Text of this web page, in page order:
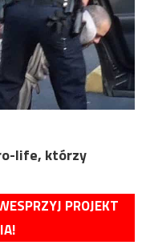
life, którzy
PROJEKT